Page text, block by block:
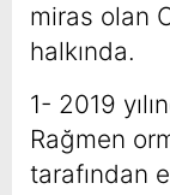
miras olan
halkında.
1- 2019
Rağmen
tarafından